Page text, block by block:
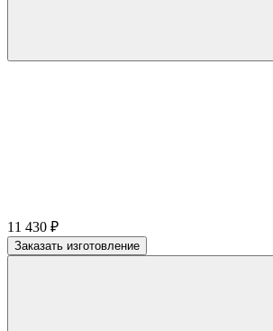
11 430 ₽
Заказать изготовление